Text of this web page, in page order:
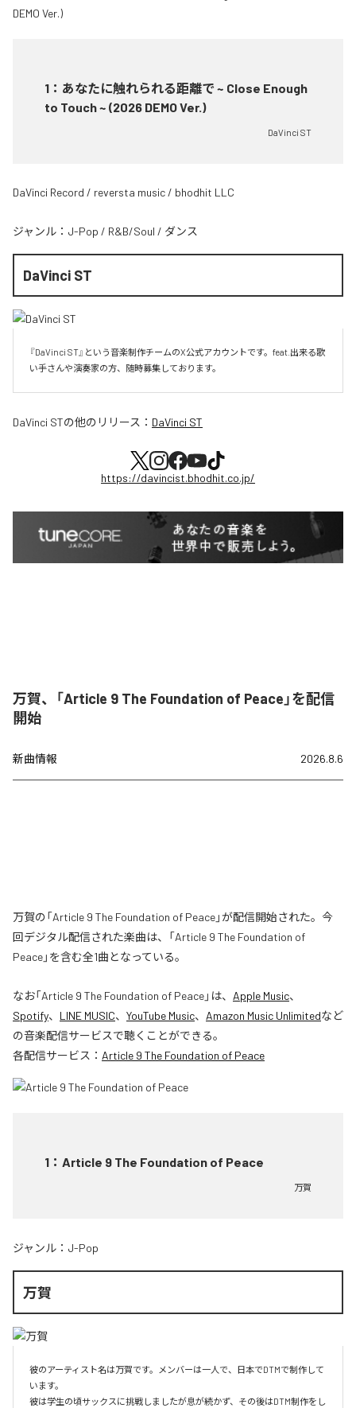
1 ： あなたに触れられる距離で ~ Close Enough
to Touch ~ (2026 DEMO Ver.)
DaVinci ST
DaVinci Record / reversta music / bhodhit LLC
ジャンル： J-Pop / R&B/Soul / ダンス
DaVinci ST
『DaVinci ST』という音楽制作チームのX公式アカウントです。feat.出来る歌
い手さんや演奏家の方、随時募集しております。
DaVinci STの他のリリース： DaVinci ST
https://davincist.bhodhit.co.jp/
万賀、「Article 9 The Foundation of Peace」を配信
開始
新曲情報 2026.8.6
万賀の「Article 9 The Foundation of Peace」が配信開始された。今
回デジタル配信された楽曲は、「Article 9 The Foundation of
Peace」を含む全1曲となっている。
なお「Article 9 The Foundation of Peace」は、 Apple Music、
Spotify、 LINE MUSIC、 YouTube Music、 Amazon Music Unlimitedなど
の音楽配信サービスで聴くことができる。
各配信サービス： Article 9 The Foundation of Peace
1 ： Article 9 The Foundation of Peace
万賀
ジャンル： J-Pop
万賀
彼のアーティスト名は万賀です。メンバーは一人で、日本でDTMで制作して
います。
彼は学生の頃サックスに挑戦しましたが息が続かず、その後はDTM制作をし